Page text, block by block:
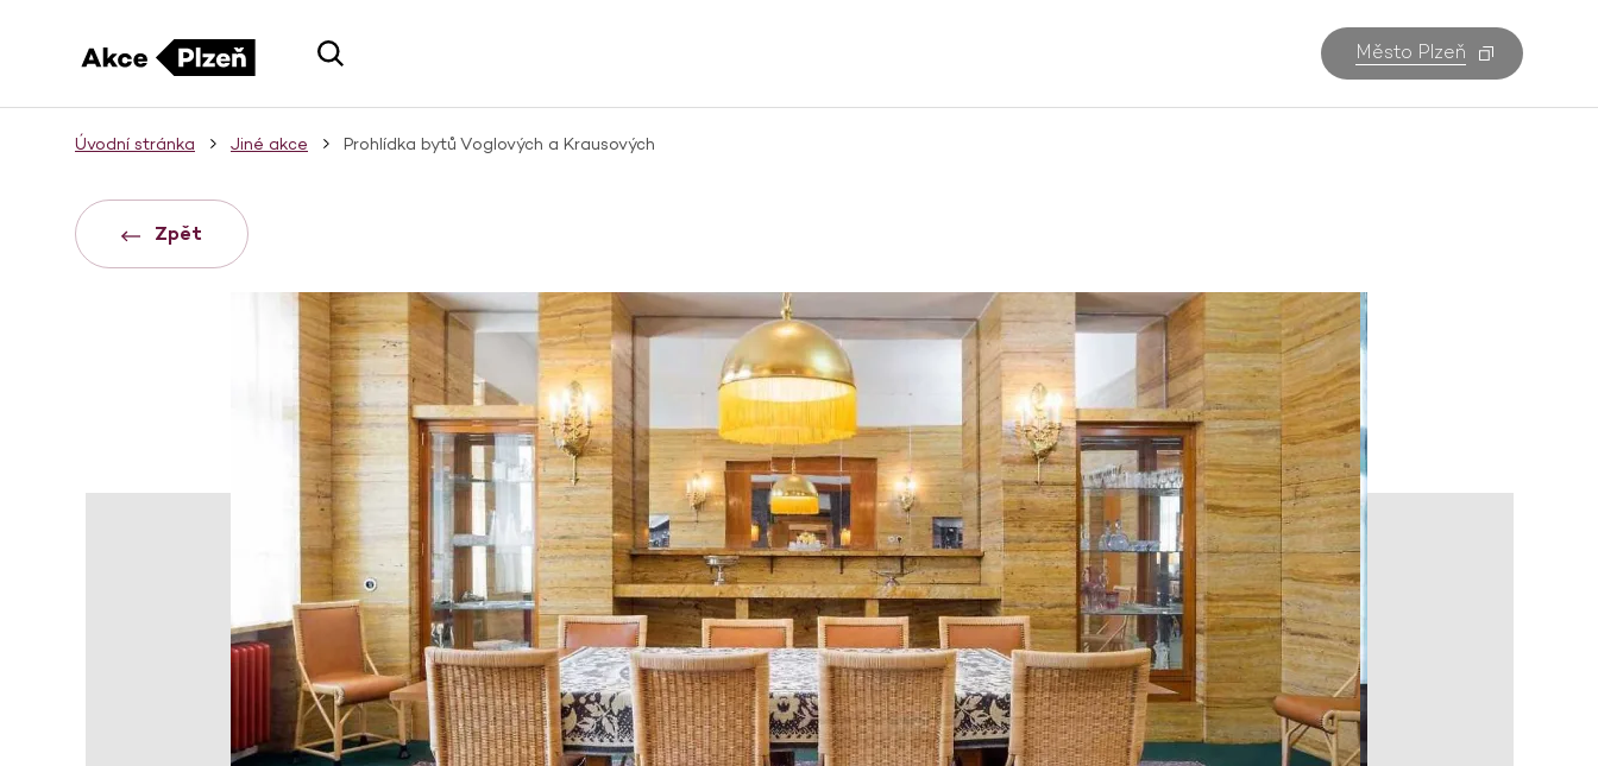
Město Plzeň
Úvodní stránka Jiné akce Prohlídka bytů Voglových a Krausových
Zpět